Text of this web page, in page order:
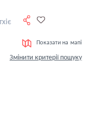
Показати на мапі
Змінити критерії пошуку